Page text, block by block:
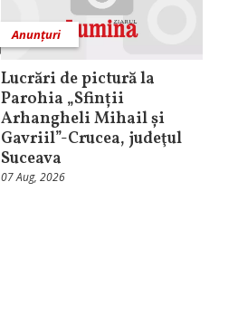
Anunțuri
Lucrări de pictură la
Parohia „Sfinții
Arhangheli Mihail și
Gavriil”-Crucea, judeţul
Suceava
07 Aug, 2026